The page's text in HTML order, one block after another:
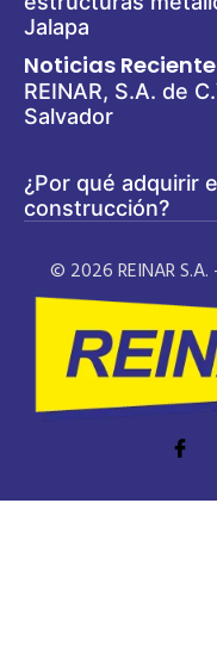
Jalapa
Noticias
REINAR, S.A. de
Salvador
¿Por qué adquirir
construcción?
© 2026 REINAR